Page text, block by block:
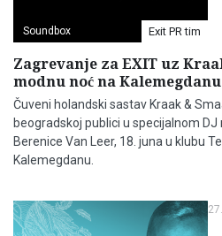
Soundbox Exit PR tim
Zagrevanje za EXIT uz
modnu noć na Kalemegdanu
Čuveni holandski sastav Kraak &
beogradskoj publici u specijalnom
Berenice Van Leer, 18. juna u klubu
Kalemegdanu.